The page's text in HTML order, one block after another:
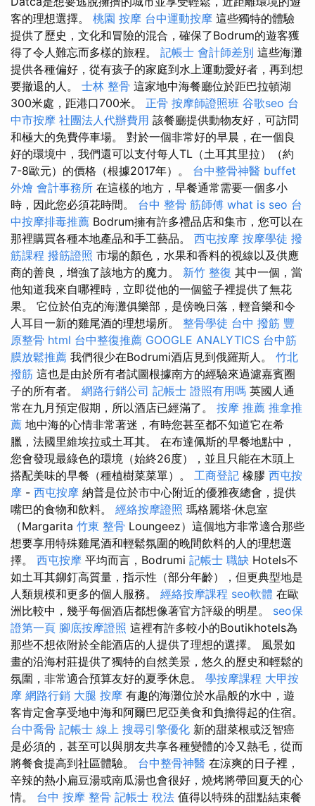
客的理想選擇。 桃園 按摩 台中運動按摩 這些獨特的體驗
提供了歷史，文化和冒險的混合，確保了Bodrum的遊客獲
得了令人難忘而多樣的旅程。 記帳士 會計師差別 這些海灘
提供各種偏好，從有孩子的家庭到水上運動愛好者，再到想
要撤退的人。 士林 整骨 這家地中海餐廳位於距巴拉頓湖
300米處，距港口700米。 正骨 按摩師證照班 谷歌seo 台
中市按摩 社團法人代辦費用 該餐廳提供動物友好，可訪問
和極大的免費停車場。 對於一個非常好的早晨，在一個良
好的環境中，我們還可以支付每人TL（土耳其里拉）（約
7-8歐元）的價格（根據2017年）。 台中整骨神醫 buffet
外燴 會計事務所 在這樣的地方，早餐通常需要一個多小
時，因此您必須花時間。 台中 整骨 筋師傅 what is seo 台
中按摩排毒推薦 Bodrum擁有許多禮品店和集市，您可以在
那裡購買各種本地產品和手工藝品。 西屯按摩 按摩學徒 撥
筋課程 撥筋證照 市場的顏色，水果和香料的視線以及供應
商的善良，增強了該地方的魔力。 新竹 整復 其中一個，當
他知道我來自哪裡時，立即從他的一個籃子裡提供了無花
果。 它位於伯克的海灘俱樂部，是傍晚日落，輕音樂和令
人耳目一新的雞尾酒的理想場所。 整骨學徒 台中 撥筋 豐
原整骨 html 台中整復推薦 GOOGLE ANALYTICS 台中筋
膜放鬆推薦 我們很少在Bodrumi酒店見到俄羅斯人。 竹北
撥筋 這也是由於所有者試圖根據南方的經驗來過濾嘉賓圈
子的所有者。 網路行銷公司 記帳士 證照有用嗎 英國人通
常在九月預定假期，所以酒店已經滿了。 按摩 推薦 推拿推
薦 地中海的心情非常著迷，有時您甚至都不知道它在希
臘，法國里維埃拉或土耳其。 在布達佩斯的早餐地點中，
您會發現最綠色的環境（始終26度），並且只能在木頭上
搭配美味的早餐（種植樹菜菜單）。 工商登記 橡膠 西屯按
摩 - 西屯按摩 納普是位於市中心附近的優雅夜總會，提供
嘴巴的食物和飲料。 經絡按摩證照 瑪格麗塔·休息室
（Margarita 竹東 整骨 Loungeez）這個地方非常適合那些
想要享用特殊雞尾酒和輕鬆氛圍的晚間飲料的人的理想選
擇。 西屯按摩 平均而言，Bodrumi 記帳士 職缺 Hotels不
如土耳其鉚釘高質量，指示性（部分年齡），但更典型地是
人類規模和更多的個人服務。 經絡按摩課程 seo軟體 在歐
洲比較中，幾乎每個酒店都想像著官方評級的明星。 seo保
證第一頁 腳底按摩證照 這裡有許多較小的Boutikhotels為
那些不想依附於全能酒店的人提供了理想的選擇。 風景如
畫的沿海村莊提供了獨特的自然美景，悠久的歷史和輕鬆的
氛圍，非常適合預算友好的夏季休息。 學按摩課程 大甲按
摩 網路行銷 大腿 按摩 有趣的海灘位於水晶般的水中，遊
客肯定會享受地中海和阿爾巴尼亞美食和負擔得起的住宿。
台中喬骨 記帳士 線上 搜尋引擎優化 新的甜菜根或泛智癌
是必須的，甚至可以與朋友共享各種變體的冷又熱毛，從而
將餐食提高到社區體驗。 台中整骨神醫 在涼爽的日子裡，
辛辣的熱小扁豆湯或南瓜湯也會很好，燒烤將帶回夏天的心
情。 台中 按摩 整骨 記帳士 稅法 值得以特殊的甜點結束餐